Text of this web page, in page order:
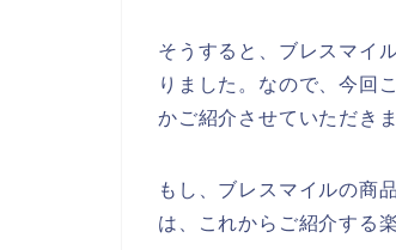
そうすると、ブレスマイ
りました。なので、今回
かご紹介させていただきま
もし、ブレスマイルの商
は、これからご紹介する